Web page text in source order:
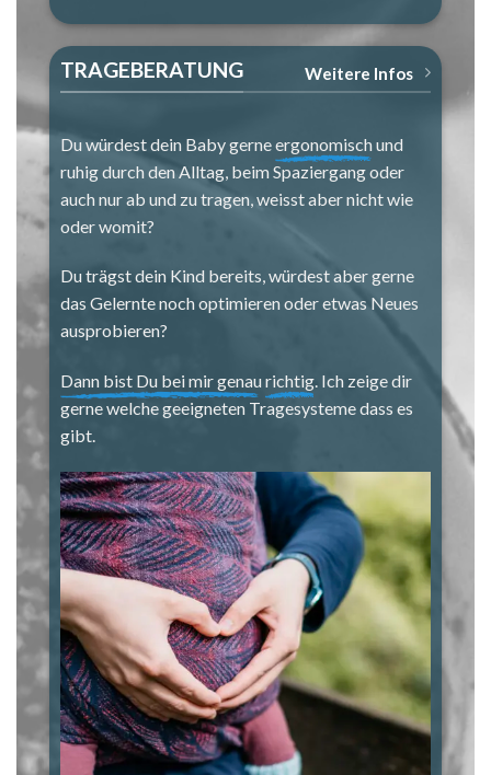
TRAGEBERATUNG Weitere Infos
Du würdest dein Baby gerneergonomischund
ruhig durch den Alltag, beim Spaziergang oder
auch nur ab und zu tragen, weisst aber nicht wie
oder womit?
Du trägst dein Kind bereits, würdest aber gerne
das Gelernte noch optimieren oder etwas Neues
ausprobieren?
Dann bist Du bei mir genaurichtig. Ich zeige dir
gerne welche geeigneten Tragesysteme dass es
gibt.